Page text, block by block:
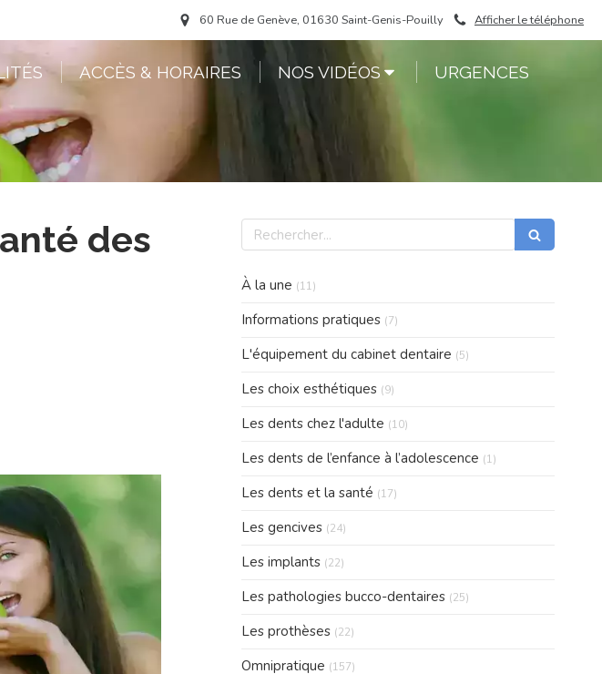
Afficher le téléphone
60 Rue de Genève, 01630 Saint-Genis-Pouilly
ACCÈS & HORAIRES NOS VIDÉOS URGENCES
des
Rechercher
À la une (11)
Informations pratiques (7)
L'équipement du cabinet dentaire (5)
Les choix esthétiques (9)
Les dents chez l'adulte (10)
Les dents de l’enfance à l’adolescence (1)
Les dents et la santé (17)
Les gencives (24)
Les implants (22)
Les pathologies bucco-dentaires (25)
Les prothèses (22)
Omnipratique (157)